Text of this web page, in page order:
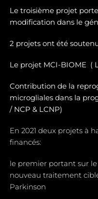
Le troisième projet
modification dans le
2 projets ont été
Le projet MCI-BIOME (
Contribution de la
microgliales dans la
/ NCP & LCNP)
En 2021 deux projets à
financés:
le premier portant sur
nouveau traitement
Parkinson